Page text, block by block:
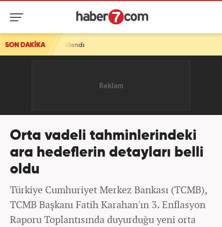
SON DAKİKA
Orta vadeli tahminlerindeki
ara hedeflerin detayları belli
oldu
Türkiye Cumhuriyet Merkez Bankası (TCMB),
TCMB Başkanı Fatih Karahan'ın 3. Enflasyon
Raporu Toplantısında duyurduğu yeni orta